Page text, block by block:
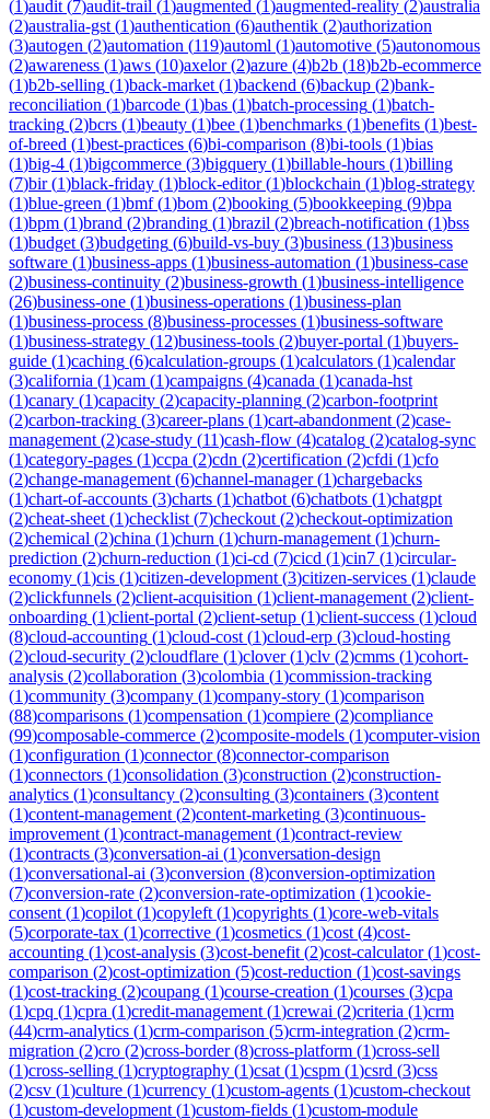
(1)audit (7)audit-trail (1)augmented (1)augmented-reality (2)australia
(2)australia-gst (1)authentication (6)authentik (2)authorization
(3)autogen (2)automation (119)automl (1)automotive (5)autonomous
(2)awareness (1)aws (10)axelor(2)azure (4)b2b (18)b2b-ecommerce
(1)b2b-selling (1)back-market (1)backend (6)backup (2)bank-
reconciliation (1)barcode (1)bas (1)batch-processing (1)batch-
tracking (2)bcrs (1)beauty (1)bee (1)benchmarks (1)benefits (1)best-
of-breed (1)best-practices (6)bi-comparison (8)bi-tools (1)bias
(1)big-4 (1)bigcommerce (3)bigquery (1)billable-hours (1)billing
(7)bir(1)black-friday (1)block-editor(1)blockchain (1)blog-strategy
(1)blue-green (1)bmf(1)bom (2)booking (5)bookkeeping (9)bpa
(1)bpm (1)brand (2)branding (1)brazil (2)breach-notification (1)bss
(1)budget (3)budgeting (6)build-vs-buy (3)business (13)business
software (1)business-apps (1)business-automation (1)business-case
(2)business-continuity (2)business-growth (1)business-intelligence
(26)business-one (1)business-operations (1)business-plan
(1)business-process (8)business-processes (1)business-software
(1)business-strategy (12)business-tools (2)buyer-portal (1)buyers-
guide (1)caching (6)calculation-groups (1)calculators (1)calendar
(3)california (1)cam (1)campaigns (4)canada (1)canada-hst
(1)canary (1)capacity (2)capacity-planning (2)carbon-footprint
(2)carbon-tracking (3)career-plans (1)cart-abandonment (2)case-
management (2)case-study (11)cash-flow (4)catalog (2)catalog-sync
(1)category-pages (1)ccpa (2)cdn (2)certification (2)cfdi (1)cfo
(2)change-management (6)channel-manager(1)chargebacks
(1)chart-of-accounts (3)charts (1)chatbot (6)chatbots (1)chatgpt
(2)cheat-sheet (1)checklist (7)checkout (2)checkout-optimization
(2)chemical (2)china (1)churn (1)churn-management (1)churn-
prediction (2)churn-reduction (1)ci-cd (7)cicd (1)cin7 (1)circular-
economy (1)cis (1)citizen-development (3)citizen-services (1)claude
(2)clickfunnels (2)client-acquisition (1)client-management (2)client-
onboarding (1)client-portal (2)client-setup (1)client-success (1)cloud
(8)cloud-accounting (1)cloud-cost (1)cloud-erp (3)cloud-hosting
(2)cloud-security (2)cloudflare (1)clover(1)clv (2)cmms (1)cohort-
analysis (2)collaboration (3)colombia (1)commission-tracking
(1)community (3)company (1)company-story (1)comparison
(88)comparisons (1)compensation (1)compiere (2)compliance
(99)composable-commerce (2)composite-models (1)computer-vision
(1)configuration (1)connector(8)connector-comparison
(1)connectors (1)consolidation (3)construction (2)construction-
analytics (1)consultancy (2)consulting (3)containers (3)content
(1)content-management (2)content-marketing (3)continuous-
improvement (1)contract-management (1)contract-review
(1)contracts (3)conversation-ai (1)conversation-design
(1)conversational-ai (3)conversion (8)conversion-optimization
(7)conversion-rate (2)conversion-rate-optimization (1)cookie-
consent (1)copilot (1)copyleft (1)copyrights (1)core-web-vitals
(5)corporate-tax (1)corrective (1)cosmetics (1)cost (4)cost-
accounting (1)cost-analysis (3)cost-benefit (2)cost-calculator(1)cost-
comparison (2)cost-optimization (5)cost-reduction (1)cost-savings
(1)cost-tracking (2)coupang (1)course-creation (1)courses (3)cpa
(1)cpq (1)cpra (1)credit-management (1)crewai (2)criteria (1)crm
(44)crm-analytics (1)crm-comparison (5)crm-integration (2)crm-
migration (2)cro (2)cross-border(8)cross-platform (1)cross-sell
(1)cross-selling (1)cryptography (1)csat (1)cspm (1)csrd (3)css
(2)csv (1)culture (1)currency (1)custom-agents (1)custom-checkout
(1)custom-development (1)custom-fields (1)custom-module